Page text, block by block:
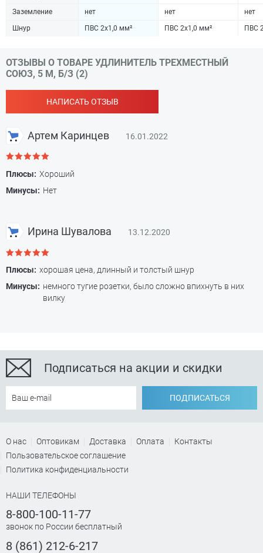
Заземление
нет нет
нет
Шнур
ПВС 2х1,0 мм² ПВС 2х1,0 мм² ПВС
ОТЗЫВЫ О ТОВАРЕ УДЛИНИТЕЛЬ ТРЕХМЕСТНЫЙ
СОЮЗ, 5 М, Б/З (2)
НАПИСАТЬ ОТЗЫВ
Артем Каринцев 16.01.2022
Плюсы: Хороший
Минусы: Нет
Ирина Шувалова 13.12.2020
Плюсы: хорошая цена, длинный и толстый шнур
Минусы: немного тугие розетки, было сложно впихнуть в них
вилку
Подписаться на акции и скидки
ПОДПИСАТЬСЯ
О нас Оптовикам Доставка Оплата
Контакты
Пользовательское соглашение
Политика конфиденциальности
НАШИ ТЕЛЕФОНЫ
8-800-100-11-77
звонок по России бесплатный
8 (861) 212-6-217